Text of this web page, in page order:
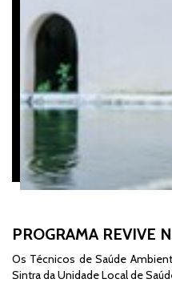
PROGRAMA REVIVE
Os Técnicos de Saúde
Sintra da Unidade Local de